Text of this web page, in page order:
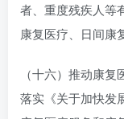
者、重度残疾人等
康复医疗、日间康
（十六）推动康
落实《关于加快发